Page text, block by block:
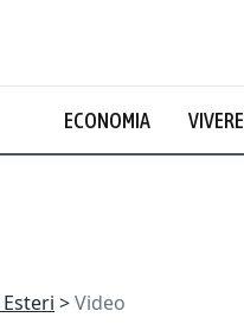
ECONOMIA
Video